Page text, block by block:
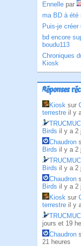
Ennelle par
ma BD à été
Puis-je créer
bd encore
boudu113
Chroniques
Kiosk
Réponses
Kiosk sur
terrestre il y
Birds il y a 2
Chaudron
Birds il y a 2
Birds il y a 2
Chaudron
Birds il y a 2
Kiosk sur
terrestre il y
jours et 19
Chaudron
21 heures